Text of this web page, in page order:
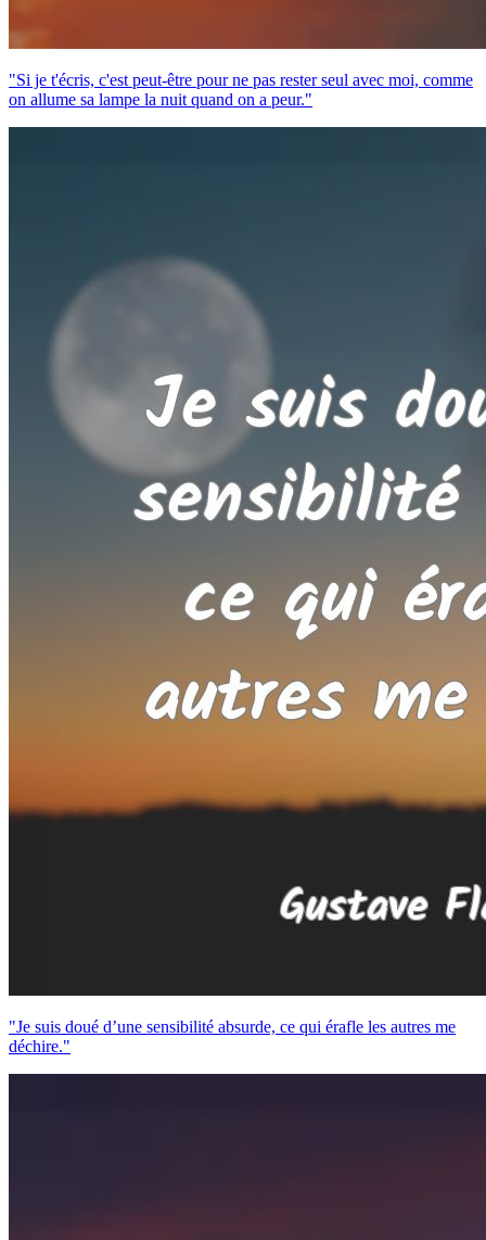
"Si je t'écris, c'est peut-être pour ne pas rester seul avec moi, comme
on allume sa lampe la nuit quand on a peur."
"Je suis doué d’une sensibilité absurde, ce qui érafle les autres me
déchire."